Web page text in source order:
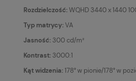
Rozdzielczość:WQHD 3440 x 1440
Typ matrycy:VA
Jasność: 300 cd/m²
Kontrast: 3000:1
Kąt widzenia:178° w pionie/178° w